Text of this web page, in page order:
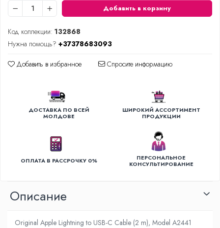
Уход за одеждой
Отпариватель для одежды
Утюги
Добавить в корзину
Код коллекции: 132868
Нужна помощь? +37378683093
Добавить в избранное Спросите информацию
ДОСТАВКА ПО ВСЕЙ
МОЛДОВЕ
ШИРОКИЙ АССОРТИМЕНТ
ПРОДУКЦИИ
ОПЛАТА В РАССРОЧКУ 0%
ПЕРСОНАЛЬНОЕ
КОНСУЛЬТИРОВАНИЕ
Oписание
Original Apple Lightning to USB-C Cable (2 m), Model A2441